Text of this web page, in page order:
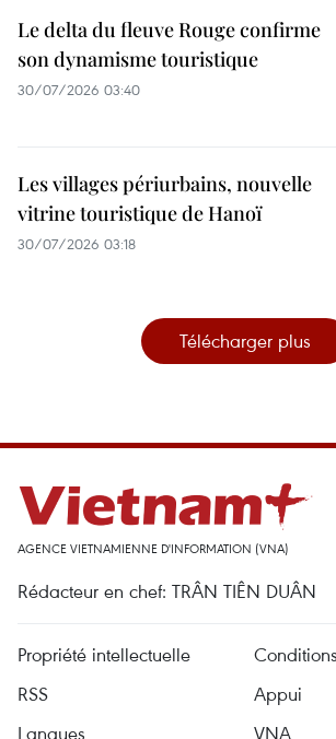
Le delta du fleuve Rouge confirme
son dynamisme touristique
30/07/2026 03:40
Les villages périurbains, nouvelle
vitrine touristique de Hanoï
30/07/2026 03:18
Télécharger plus
AGENCE VIETNAMIENNE D'INFORMATION (VNA)
Rédacteur en chef: TRÂN TIÊN DUÂN
Propriété intellectuelle
RSS
Appui
Langues
VNA